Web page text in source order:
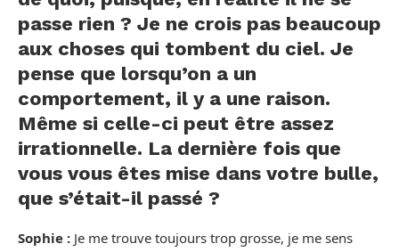
passe rien ? Je ne crois pas beaucoup
aux choses qui tombent du ciel. Je
pense que lorsqu’on a un
comportement, il y a une raison.
Même si celle-ci peut être assez
irrationnelle. La dernière fois que
vous vous êtes mise dans votre bulle,
que s’était-il passé ?
Sophie : Je me trouve toujours trop grosse, je me sens